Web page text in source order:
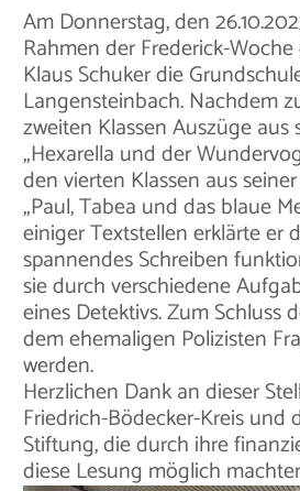
Am Donnerstag, den
Rahmen der Frederick-
Klaus Schuker die
Langensteinbach. Nachdem
zweiten Klassen Auszüge aus
„Hexarella und der
den vierten Klassen aus
„Paul, Tabea und das blaue
einiger Textstellen erklärte er
spannendes Schreiben
sie durch verschiedene
eines Detektivs. Zum Schluss
dem ehemaligen Polizisten
werden.
Herzlichen Dank an dieser
Friedrich-Bödecker-Kreis und
Stiftung, die durch ihre
diese Lesung möglich